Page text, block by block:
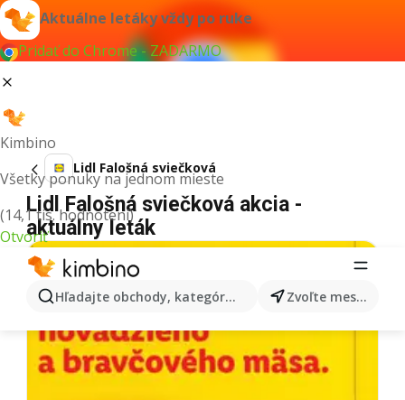
Aktuálne letáky vždy po ruke
Pridať do Chrome - ZADARMO
Kimbino
Všetky ponuky na jednom mieste
(14,1 tis. hodnotení)
Otvoriť
Hľadajte obchody, kategórie, produkty... Zvoľte mesto
Lidl Falošná sviečková
Lidl Falošná sviečková akcia -
aktuálny leták